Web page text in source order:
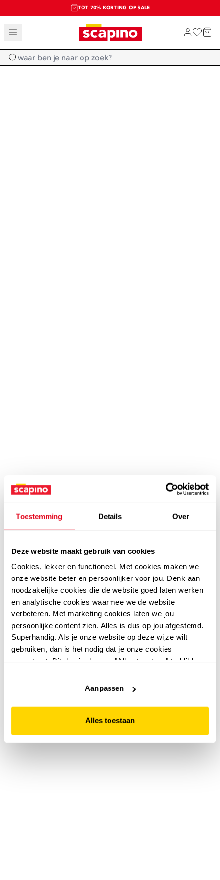
Toestemming Details Over
Deze website maakt gebruik van cookies
Cookies, lekker en functioneel. Met cookies maken we
onze website beter en persoonlijker voor jou. Denk aan
noodzakelijke cookies die de website goed laten werken
en analytische cookies waarmee we de website
verbeteren. Met marketing cookies laten we jou
persoonlijke content zien. Alles is dus op jou afgestemd.
Superhandig. Als je onze website op deze wijze wilt
gebruiken, dan is het nodig dat je onze cookies
accepteert. Dit doe je door op "Alles toestaan" te klikken.
website niet optimaal functioneert.
Aanpassen
Alles toestaan
TOT 70% KORTING OP SALE
SALE: LAATSTE KANS!
SHOP NIEUW
Home